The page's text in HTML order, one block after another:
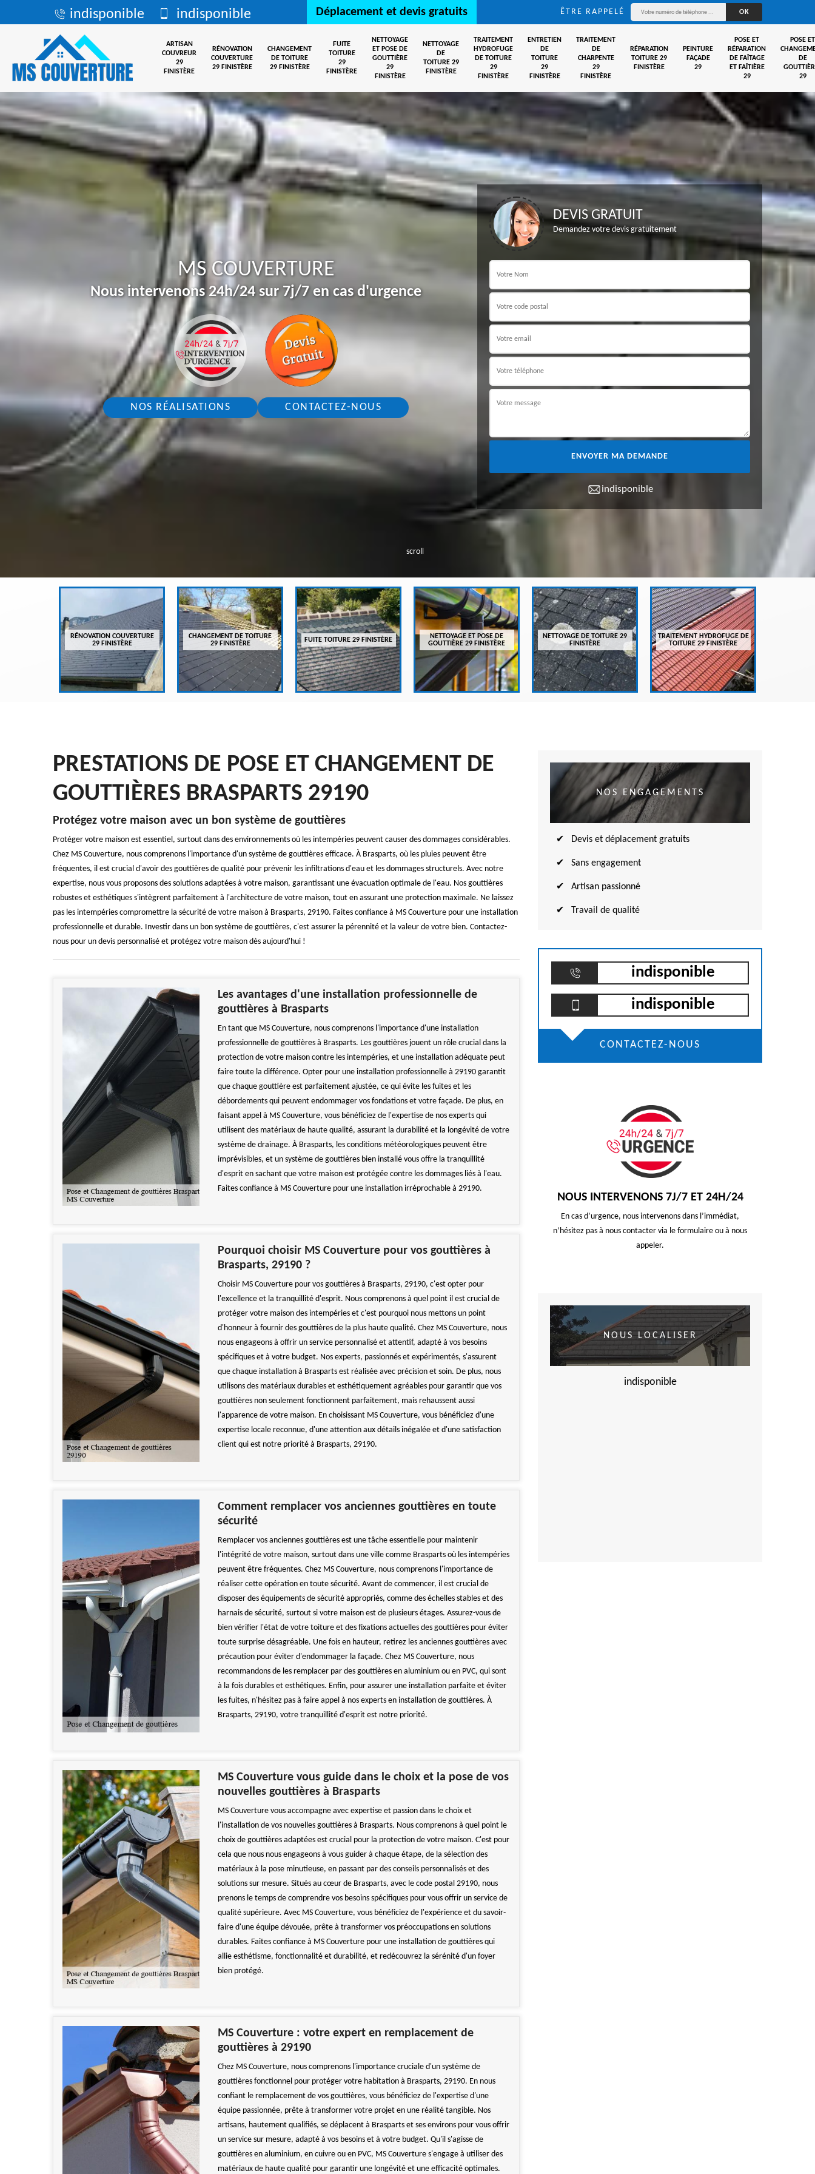
indisponible indisponible Déplacement et devis gratuits ÊTRE RAPPELÉ
ARTISAN
COUVREUR
29
FINISTÈRE
RÉNOVATION
COUVERTURE
29 FINISTÈRE
CHANGEMENT
DE TOITURE
29 FINISTÈRE
FUITE
TOITURE
29
FINISTÈRE
NETTOYAGE
ET POSE DE
GOUTTIÈRE
29
FINISTÈRE
NETTOYAGE
DE
TOITURE 29
FINISTÈRE
TRAITEMENT
HYDROFUGE
DE TOITURE
29
FINISTÈRE
ENTRETIEN
DE
TOITURE
29
FINISTÈRE
TRAITEMENT
DE
CHARPENTE
29
FINISTÈRE
RÉPARATION
TOITURE 29
FINISTÈRE
PEINTURE
FAÇADE
29
POSE ET
RÉPARATION
DE FAÎTAGE
ET FAÎTIÈRE
29
POSE ET
DE
29
scroll
MS COUVERTURE
Nous intervenons 24h/24 sur 7j/7 en cas d'urgence
NOS RÉALISATIONS CONTACTEZ-NOUS
DEVIS GRATUIT
Demandez votre devis gratuitement
indisponible
RÉNOVATION COUVERTURE
29 FINISTÈRE
CHANGEMENT DE TOITURE
29 FINISTÈRE
FUITE TOITURE 29 FINISTÈRE
NETTOYAGE ET POSE DE
GOUTTIÈRE 29 FINISTÈRE
NETTOYAGE DE TOITURE 29
FINISTÈRE
TRAITEMENT HYDROFUGE DE
TOITURE 29 FINISTÈRE
PRESTATIONS DE POSE ET CHANGEMENT DE
GOUTTIÈRES BRASPARTS 29190
Protégez votre maison avec un bon système de gouttières
Protéger votre maison est essentiel, surtout dans des environnements où les intempéries peuvent causer des dommages considérables.
Chez MS Couverture, nous comprenons l'importance d'un système de gouttières efficace. À Brasparts, où les pluies peuvent être
fréquentes, il est crucial d'avoir des gouttières de qualité pour prévenir les infiltrations d'eau et les dommages structurels. Avec notre
expertise, nous vous proposons des solutions adaptées à votre maison, garantissant une évacuation optimale de l'eau. Nos gouttières
robustes et esthétiques s'intègrent parfaitement à l'architecture de votre maison, tout en assurant une protection maximale. Ne laissez
pas les intempéries compromettre la sécurité de votre maison à Brasparts, 29190. Faites confiance à MS Couverture pour une installation
professionnelle et durable. Investir dans un bon système de gouttières, c'est assurer la pérennité et la valeur de votre bien. Contactez-
nous pour un devis personnalisé et protégez votre maison dès aujourd'hui !
Les avantages d'une installation professionnelle de
gouttières à Brasparts
En tant que MS Couverture, nous comprenons l'importance d'une installation
professionnelle de gouttières à Brasparts. Les gouttières jouent un rôle crucial dans la
protection de votre maison contre les intempéries, et une installation adéquate peut
faire toute la différence. Opter pour une installation professionnelle à 29190 garantit
que chaque gouttière est parfaitement ajustée, ce qui évite les fuites et les
débordements qui peuvent endommager vos fondations et votre façade. De plus, en
faisant appel à MS Couverture, vous bénéficiez de l'expertise de nos experts qui
utilisent des matériaux de haute qualité, assurant la durabilité et la longévité de votre
système de drainage. À Brasparts, les conditions météorologiques peuvent être
imprévisibles, et un système de gouttières bien installé vous offre la tranquillité
d'esprit en sachant que votre maison est protégée contre les dommages liés à l'eau.
Faites confiance à MS Couverture pour une installation irréprochable à 29190.
Pourquoi choisir MS Couverture pour vos gouttières à
Brasparts, 29190 ?
Choisir MS Couverture pour vos gouttières à Brasparts, 29190, c'est opter pour
l'excellence et la tranquillité d'esprit. Nous comprenons à quel point il est crucial de
protéger votre maison des intempéries et c'est pourquoi nous mettons un point
d'honneur à fournir des gouttières de la plus haute qualité. Chez MS Couverture, nous
nous engageons à offrir un service personnalisé et attentif, adapté à vos besoins
spécifiques et à votre budget. Nos experts, passionnés et expérimentés, s'assurent
que chaque installation à Brasparts est réalisée avec précision et soin. De plus, nous
utilisons des matériaux durables et esthétiquement agréables pour garantir que vos
gouttières non seulement fonctionnent parfaitement, mais rehaussent aussi
l'apparence de votre maison. En choisissant MS Couverture, vous bénéficiez d'une
expertise locale reconnue, d'une attention aux détails inégalée et d'une satisfaction
client qui est notre priorité à Brasparts, 29190.
Comment remplacer vos anciennes gouttières en toute
sécurité
Remplacer vos anciennes gouttières est une tâche essentielle pour maintenir
l'intégrité de votre maison, surtout dans une ville comme Brasparts où les intempéries
peuvent être fréquentes. Chez MS Couverture, nous comprenons l'importance de
réaliser cette opération en toute sécurité. Avant de commencer, il est crucial de
disposer des équipements de sécurité appropriés, comme des échelles stables et des
harnais de sécurité, surtout si votre maison est de plusieurs étages. Assurez-vous de
bien vérifier l'état de votre toiture et des fixations actuelles des gouttières pour éviter
toute surprise désagréable. Une fois en hauteur, retirez les anciennes gouttières avec
précaution pour éviter d'endommager la façade. Chez MS Couverture, nous
recommandons de les remplacer par des gouttières en aluminium ou en PVC, qui sont
à la fois durables et esthétiques. Enfin, pour assurer une installation parfaite et éviter
les fuites, n'hésitez pas à faire appel à nos experts en installation de gouttières. À
Brasparts, 29190, votre tranquillité d'esprit est notre priorité.
MS Couverture vous guide dans le choix et la pose de vos
nouvelles gouttières à Brasparts
MS Couverture vous accompagne avec expertise et passion dans le choix et
l'installation de vos nouvelles gouttières à Brasparts. Nous comprenons à quel point le
choix de gouttières adaptées est crucial pour la protection de votre maison. C'est pour
cela que nous nous engageons à vous guider à chaque étape, de la sélection des
matériaux à la pose minutieuse, en passant par des conseils personnalisés et des
solutions sur mesure. Situés au cœur de Brasparts, avec le code postal 29190, nous
prenons le temps de comprendre vos besoins spécifiques pour vous offrir un service de
qualité supérieure. Avec MS Couverture, vous bénéficiez de l'expérience et du savoir-
faire d'une équipe dévouée, prête à transformer vos préoccupations en solutions
durables. Faites confiance à MS Couverture pour une installation de gouttières qui
allie esthétisme, fonctionnalité et durabilité, et redécouvrez la sérénité d'un foyer
bien protégé.
MS Couverture : votre expert en remplacement de
gouttières à 29190
Chez MS Couverture, nous comprenons l'importance cruciale d'un système de
gouttières fonctionnel pour protéger votre habitation à Brasparts, 29190. En nous
confiant le remplacement de vos gouttières, vous bénéficiez de l'expertise d'une
équipe passionnée, prête à transformer votre projet en une réalité tangible. Nos
artisans, hautement qualifiés, se déplacent à Brasparts et ses environs pour vous offrir
un service sur mesure, adapté à vos besoins et à votre budget. Qu'il s'agisse de
gouttières en aluminium, en cuivre ou en PVC, MS Couverture s'engage à utiliser des
matériaux de haute qualité pour garantir une longévité et une efficacité optimales.
NOS ENGAGEMENTS
Devis et déplacement gratuits
Sans engagement
Artisan passionné
Travail de qualité
indisponible
indisponible
CONTACTEZ-NOUS
NOUS INTERVENONS 7J/7 ET 24H/24
En cas d’urgence, nous intervenons dans l’immédiat,
n’hésitez pas à nous contacter via le formulaire ou à nous
appeler.
NOUS LOCALISER
indisponible